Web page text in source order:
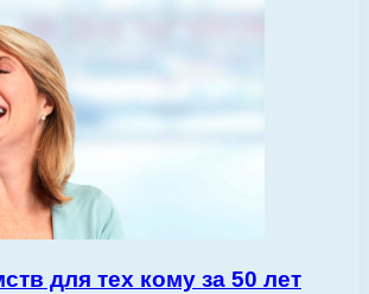
для тех кому за 50 лет